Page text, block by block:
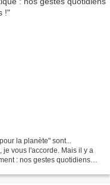
la planète" sont...
je vous l'accorde. Mais il y a
: nos gestes quotidiens